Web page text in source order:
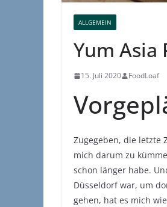
ALLGEMEIN
Yum Asia
15. Juli 2020 FoodLoaf
Zugegeben, die letzte
mich darum zu
schon länger habe.
Düsseldorf war, um
gehen, hat es mich